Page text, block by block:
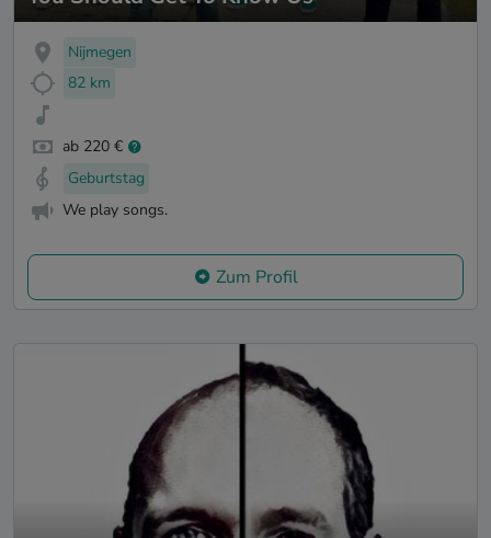
Nijmegen
82 km
ab 220 €
Geburtstag
We play songs.
Zum Profil